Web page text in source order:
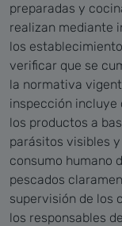
preparadas y
realizan mediante
los
verificar que se
la normativa
inspección incluye
los productos a
parásitos visibles
consumo humano
pescados
supervisión de los
los responsables